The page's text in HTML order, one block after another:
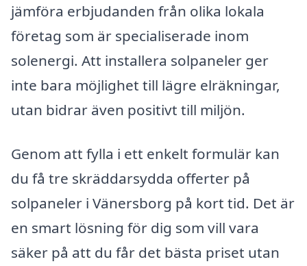
jämföra erbjudanden från olika lokala
företag som är specialiserade inom
solenergi. Att installera solpaneler ger
inte bara möjlighet till lägre elräkningar,
utan bidrar även positivt till miljön.
Genom att fylla i ett enkelt formulär kan
du få tre skräddarsydda offerter på
solpaneler i Vänersborg på kort tid. Det är
en smart lösning för dig som vill vara
säker på att du får det bästa priset utan